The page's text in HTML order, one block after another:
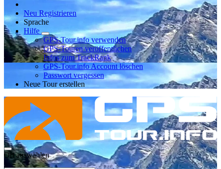
Neu Registrieren
Sprache
Hilfe
GPS-Tour.info verwenden
GPS-Touren veröffentlichen
Infos zum TrackRank
GPS-Tour.info Account löschen
Passwort vergessen
Neue Tour erstellen
Ort auswählen